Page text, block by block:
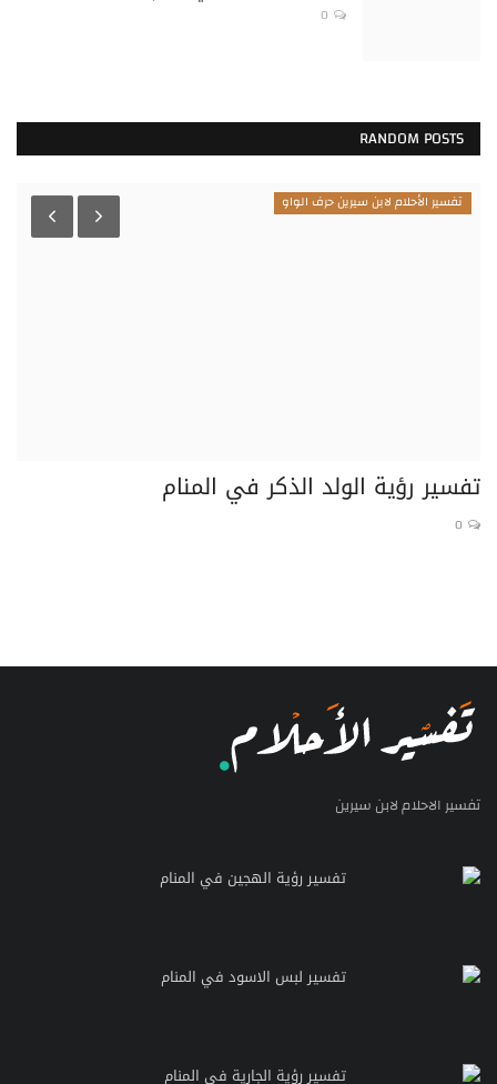
0
RANDOM POSTS
تفسير الأحلام لابن سيرين حرف الواو
تفسير رؤية الولد الذكر في المنام
0
تفسير الاحلام لابن سيرين
تفسير رؤية الهجين في المنام
تفسير لبس الاسود في المنام
تفسير رؤية الجارية في المنام